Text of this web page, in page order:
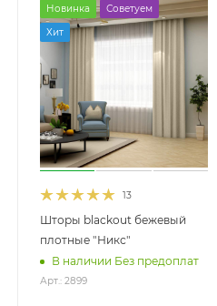
Новинка
Советуем
Хит
13
Шторы blackout бежевый
плотные "Никс"
В наличии Без предоплат
Арт.: 2899